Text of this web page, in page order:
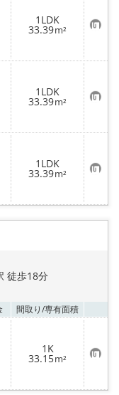
1LDK
33.39m² お
気
に
入
り
登
録
1LDK
33.39m² お
気
に
入
り
登
録
1LDK
33.39m² お
気
に
入
登
徒歩18分
間取り/専有面積
1K
33.15m² お
気
に
入